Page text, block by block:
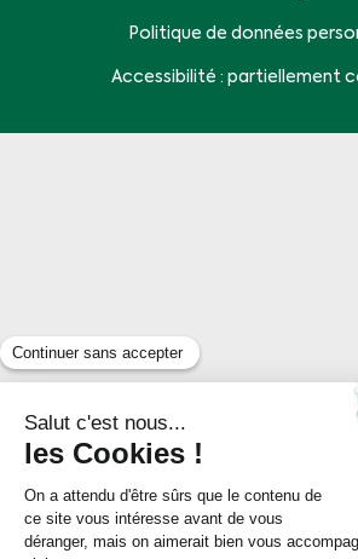
Politique de données
Accessibilité : partiellement